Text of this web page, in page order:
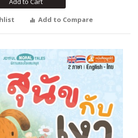
Add to Compare